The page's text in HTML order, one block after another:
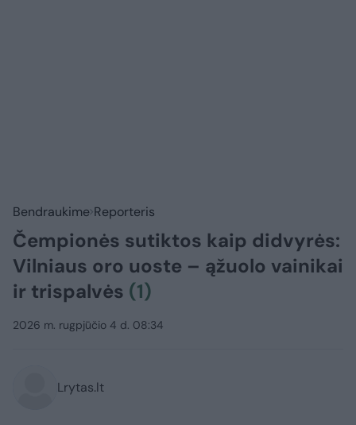
Bendraukime Reporteris
Čempionės sutiktos kaip didvyrės:
Vilniaus oro uoste – ąžuolo vainikai
ir trispalvės (1)
2026 m. rugpjūčio 4 d. 08:34
Lrytas.lt